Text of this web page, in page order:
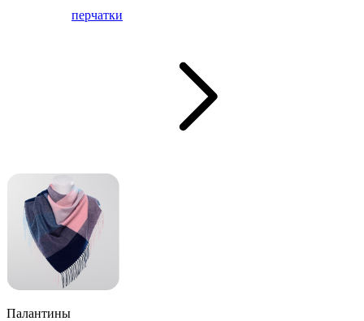
перчатки
Палантины